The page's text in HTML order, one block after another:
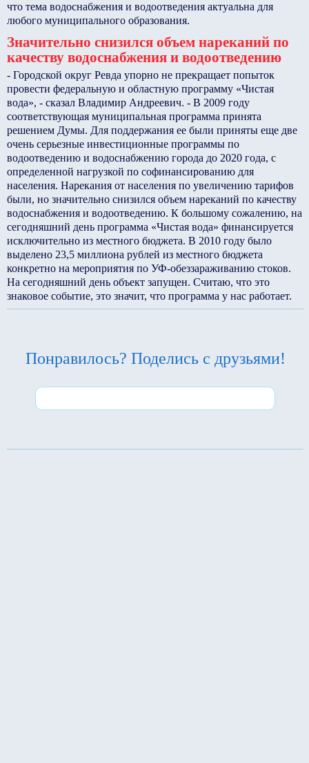
что тема водоснабжения и водоотведения актуальна для
любого муниципального образования.
Значительно снизился объем нареканий по
качеству водоснабжения и водоотведению
- Городской округ Ревда упорно не прекращает попыток
провести федеральную и областную программу «Чистая
вода», - сказал Владимир Андреевич. - В 2009 году
соответствующая муниципальная программа принята
решением Думы. Для поддержания ее были приняты еще две
очень серьезные инвестиционные программы по
водоотведению и водоснабжению города до 2020 года, с
определенной нагрузкой по софинансированию для
населения. Нарекания от населения по увеличению тарифов
были, но значительно снизился объем нареканий по качеству
водоснабжения и водоотведению. К большому сожалению, на
сегодняшний день программа «Чистая вода» финансируется
исключительно из местного бюджета. В 2010 году было
выделено 23,5 миллиона рублей из местного бюджета
конкретно на мероприятия по УФ-обеззараживанию стоков.
На сегодняшний день объект запущен. Считаю, что это
знаковое событие, это значит, что программа у нас работает.
Понравилось? Поделись с друзьями!